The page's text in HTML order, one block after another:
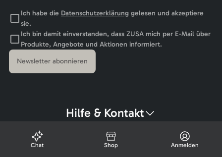
Ich habe die Datenschutzerklärunggelesen und akzeptiere
sie.
Ich bin damit einverstanden, dass ZUSA mich per E-Mail über
Produkte, Angebote und Aktionen informiert.
Newsletter abonnieren
Hilfe & Kontakt
Chat Shop Anmelden